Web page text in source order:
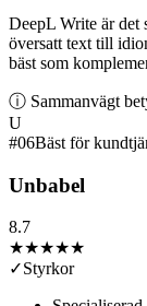
DeepL Write är det
översatt text till
bäst som
ⓘ Sammanvägt
U
#06Bäst för
Unbabel
8.7
★★★★★
✓Styrkor